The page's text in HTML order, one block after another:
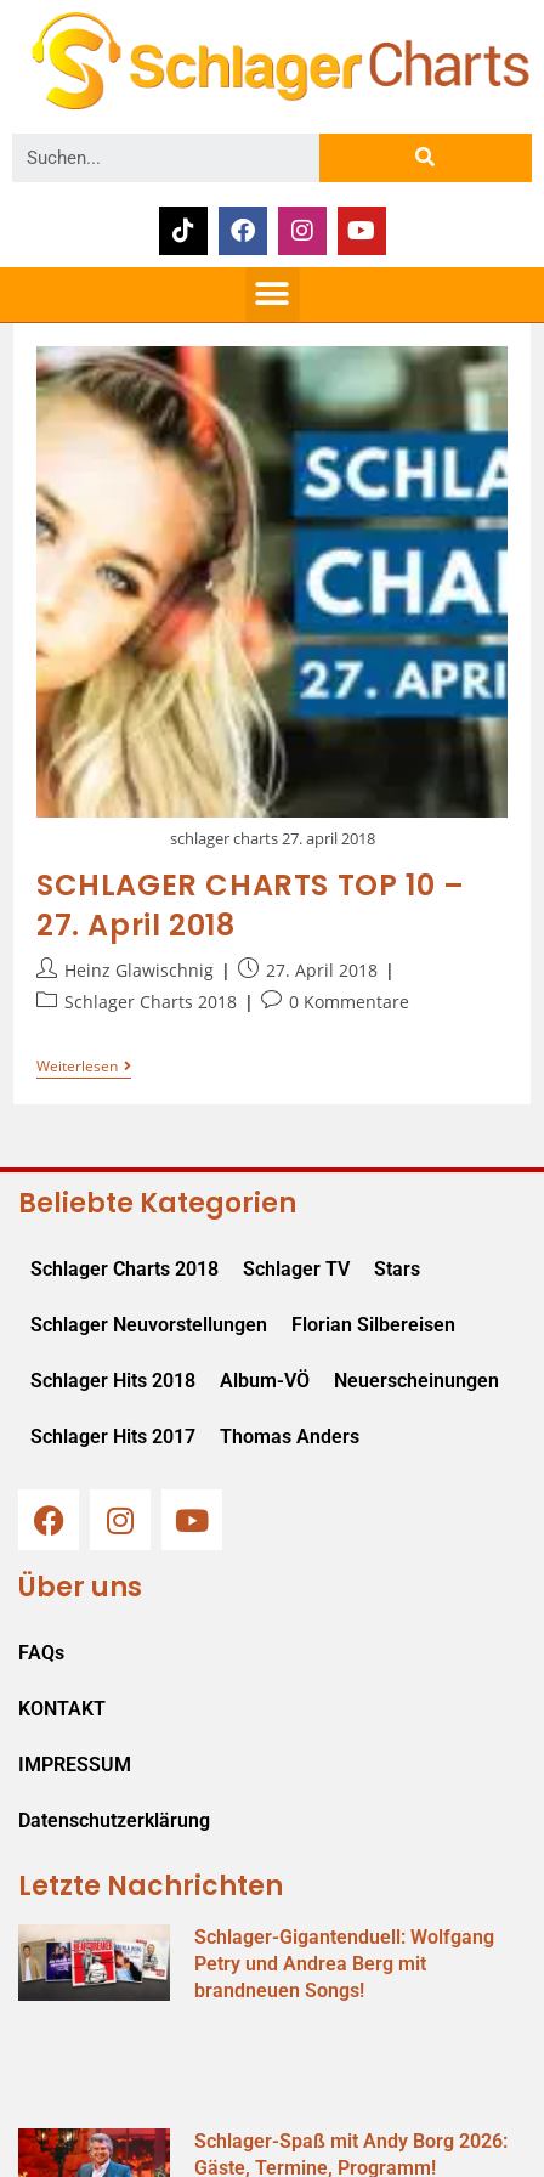
schlager charts 27. april 2018
SCHLAGER CHARTS TOP 10 –
27. April 2018
Heinz Glawischnig
27. April 2018
Schlager Charts 2018
0 Kommentare
Weiterlesen
Beliebte Kategorien
Schlager Charts 2018 Schlager TV Stars
Schlager Neuvorstellungen Florian Silbereisen
Schlager Hits 2018 Album-VÖ Neuerscheinungen
Schlager Hits 2017 Thomas Anders
Über uns
FAQs
KONTAKT
IMPRESSUM
Datenschutzerklärung
Letzte Nachrichten
Schlager-Gigantenduell: Wolfgang
Petry und Andrea Berg mit
brandneuen Songs!
Schlager-Spaß mit Andy Borg 2026:
Gäste, Termine, Programm!